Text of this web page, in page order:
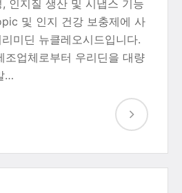
인지질 생산 및 시냅스 기능
및 인지 건강 보충제에 사
미딘 뉴클레오시드입니다.
조업체로부터 우리딘을 대량
…